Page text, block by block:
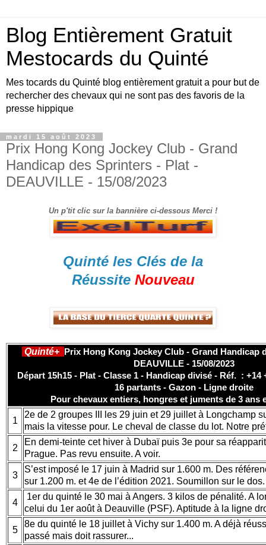
Blog Entièrement Gratuit
Mestocards du Quinté
Mes tocards du Quinté blog entièrement gratuit a pour but de
rechercher des chevaux qui ne sont pas des favoris de la
presse hippique
mardi 15 août 2023
Prix Hong Kong Jockey Club - Grand
Handicap des Sprinters - Plat -
DEAUVILLE - 15/08/2023
Un p'tit clic sur la bannière ci-dessous Merci !
Quinté les Clés de la
Réussite Nouveau
Quinté+ Prix Hong Kong Jockey Club - Grand Handicap
DEAUVILLE - 15/08/2023
Départ 15h15 - Plat - Classe 1 - Handicap divisé - Réf. : +14
16 partants - Gazon - Ligne droite
Pour chevaux entiers, hongres et juments de 3 ans
1
2e de 2 groupes III les 29 juin et 29 juillet à Longchamp
mais la vitesse pour. Le cheval de classe du lot. Notre
2
En demi-teinte cet hiver à Dubaï puis 3e pour sa
Prague. Pas revu ensuite. A voir.
3
S’est imposé le 17 juin à Madrid sur 1.600 m. Des
sur 1.200 m. et 4e de l’édition 2021. Soumillon sur le
4
1er du quinté le 30 mai à Angers. 3 kilos de pénalité. A
celui du 1er août à Deauville (PSF). Aptitude à la ligne
5
8e du quinté le 18 juillet à Vichy sur 1.400 m. A déjà
passé mais doit rassurer...